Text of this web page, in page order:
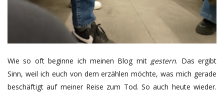
Wie so oft beginne ich meinen Blog mit gestern. Das ergibt
Sinn, weil ich euch von dem erzählen möchte, was mich gerade
beschäftigt auf meiner Reise zum Tod. So auch heute wieder.